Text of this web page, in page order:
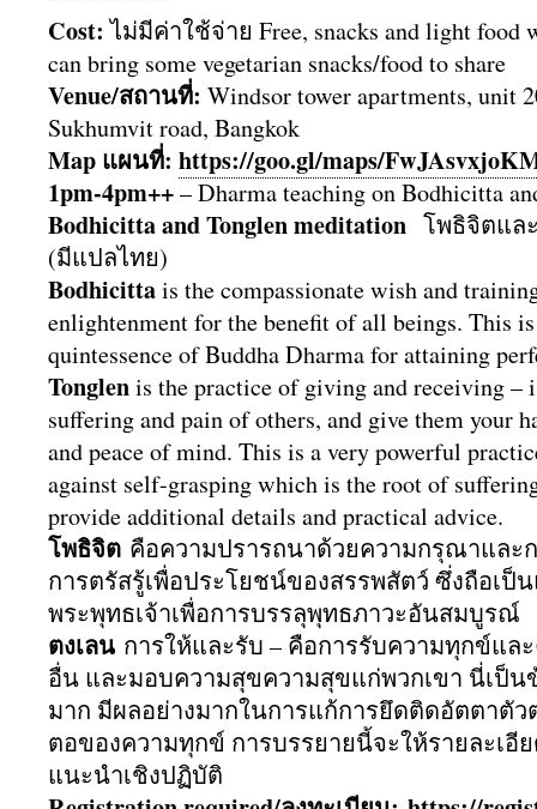
Cost: ไม่มีค่าใช้จ่าย Free, snacks and light food
can bring some vegetarian snacks/food to share
Venue/สถานที่: Windsor tower apartments, unit
Sukhumvit road, Bangkok
Map แผนที่: https://goo.gl/maps/
1pm-4pm++– Dharma teaching on Bodhicitta
Bodhicitta and Tonglen meditation โพธิจิตแล
(มีแปลไทย)
Bodhicittais the compassionate wish and
enlightenment for the benefit of all beings. This
quintessence of Buddha Dharma for attaining
Tonglenis the practice of giving and receiving –
suffering and pain of others, and give them your
and peace of mind. This is a very powerful
against self-grasping which is the root of
provide additional details and practical advice.
โพธิจิต คือความปรารถนาด้วยความกรุณาและ
การตรัสรู้เพื่อประโยชน์ของสรรพสัตว์ ซึ่งถือเป็
พระพุทธเจ้าเพื่อการบรรลุพุทธภาวะอันสมบูรณ์
ตงเลน การให้และรับ – คือการรับความทุกข์แล
อื่น และมอบความสุขความสุขแก่พวกเขา นี่เป็
มาก มีผลอย่างมากในการแก้การยึดติดอัตตาตัว
ตอของความทุกข์ การบรรยายนี้จะให้รายละเอี
แนะนำเชิงปฏิบัติ